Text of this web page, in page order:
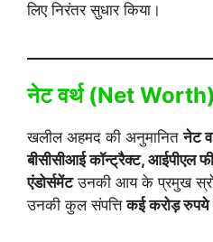
लिए निरंतर सुधार किया।
नेट वर्थ (Net Worth)
खलील अहमद की अनुमानितनेट
बीसीसीआई कॉन्ट्रैक्ट, आईपीएल
एंडोर्समेंटउनकी आय के प्रमुख
उनकी कुल संपत्तिकई करोड़ रुपये